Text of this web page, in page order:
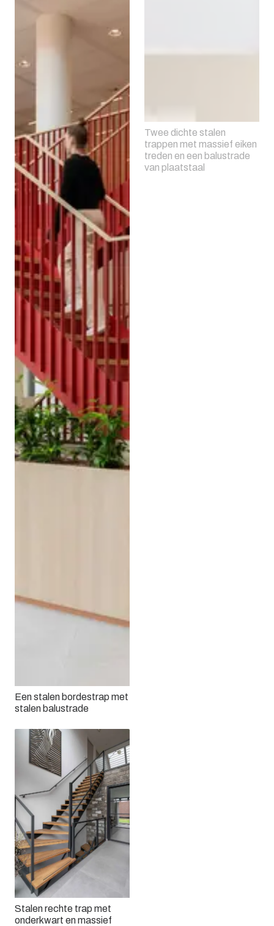
Een stalen bordestrap met
stalen balustrade
Stalen rechte trap met
onderkwart en massief
Twee dichte stalen
trappen met massief eiken
treden en een balustrade
van plaatstaal